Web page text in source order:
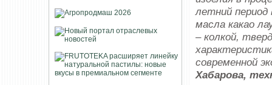
летний
масла какао
– колкой,
современной
Хабарова,